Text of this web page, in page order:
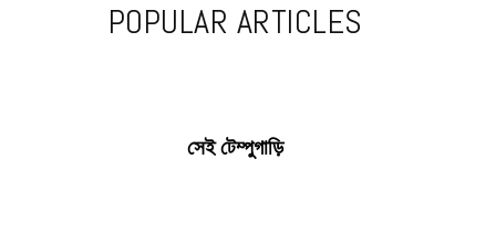
POPULAR ARTICLES
সেই টেম্পুগাড়ি